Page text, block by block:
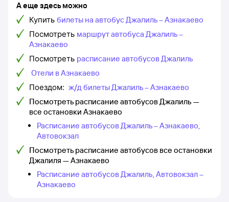
А еще здесь можно
Купить билеты на автобус Джалиль – Азнакаево
Посмотреть маршрут автобуса Джалиль –
Азнакаево
Посмотреть расписание автобусов Джалиль
Отели в Азнакаево
Поездом: ж/д билеты Джалиль – Азнакаево
Посмотреть расписание автобусов Джалиль —
все остановки Азнакаево
Расписание автобусов Джалиль – Азнакаево,
Автовокзал
Посмотреть расписание автобусов все остановки
Джалиля — Азнакаево
Расписание автобусов Джалиль, Автовокзал –
Азнакаево